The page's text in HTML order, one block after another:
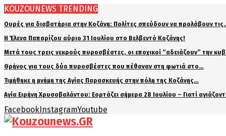
KOUZOUNEWS TRENDING
Ουρές για διαβατήρια στην Κοζάνη: Πολίτες σπεύδουν να προλάβουν
Η Έλενα Παπαρίζου αύριο 31 Ιουλίου στο Βελβεντό Κοζάνης!
Μετά τους τρεις νεκρούς πυροσβέστες, οι εποχικοί “αδειάζουν” την
Θρήνος για τους δύο πυροσβέστες που πέθαναν στη φωτιά στο…
Τιμήθηκε η μνήμη της Αγίας Παρασκευής στην πόλη της Κοζάνης…
Αγία Ειρήνη Χρυσοβαλάντου: Εορτάζει σήμερα 28 Ιουλίου – Γιατί
FacebookInstagramYoutube